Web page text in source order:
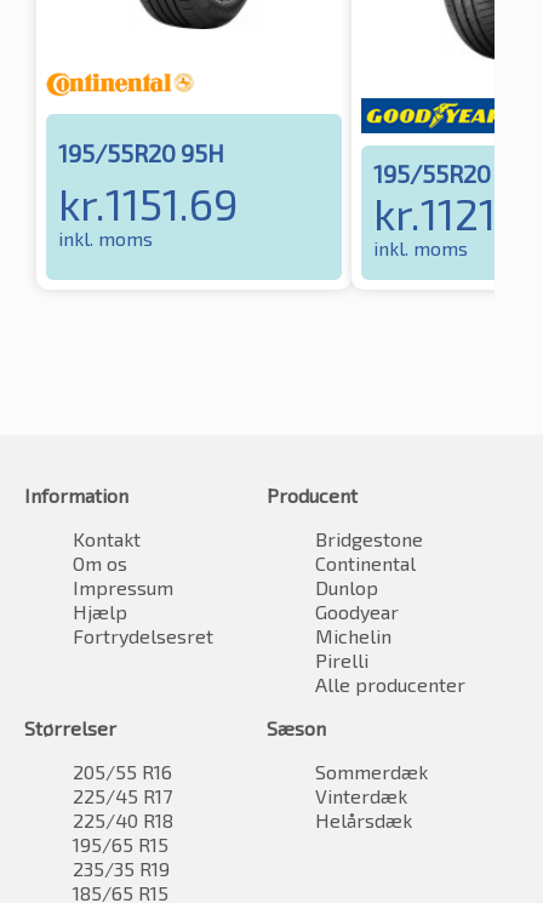
195/55R20 95H
kr.1151.69
inkl. moms
195/55R20 95H
kr.
inkl. moms
Information
Kontakt
Om os
Impressum
Hjælp
Fortrydelsesret
Producent
Bridgestone
Continental
Dunlop
Goodyear
Michelin
Pirelli
Alle producenter
Størrelser
205/55 R16
225/45 R17
225/40 R18
195/65 R15
235/35 R19
185/65 R15
Sæson
Sommerdæk
Vinterdæk
Helårsdæk